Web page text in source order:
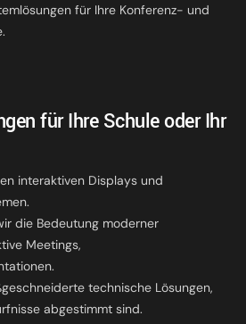
für Ihre Konferenz- und
für Ihre Schule oder Ihr
interaktiven Displays und
die Bedeutung moderner
Meetings,
technische Lösungen,
abgestimmt sind.